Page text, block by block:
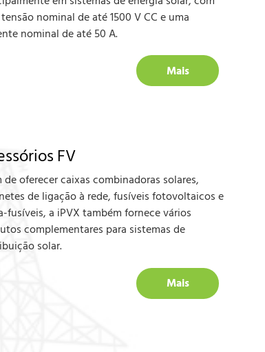
nominal de até 1500 V CC e uma
nominal de até 50 A.
Mais
FV
de oferecer caixas combinadoras solares,
de ligação à rede, fusíveis fotovoltaicos e
fusíveis, a iPVX também fornece vários
complementares para sistemas de
solar.
Mais